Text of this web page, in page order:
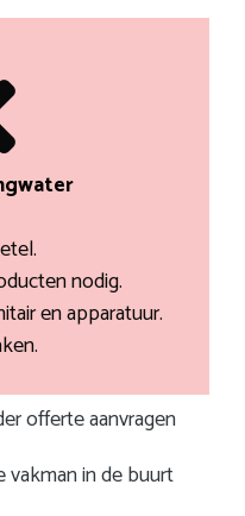
nodig.
en apparatuur.
offerte aanvragen
vakman in de buurt